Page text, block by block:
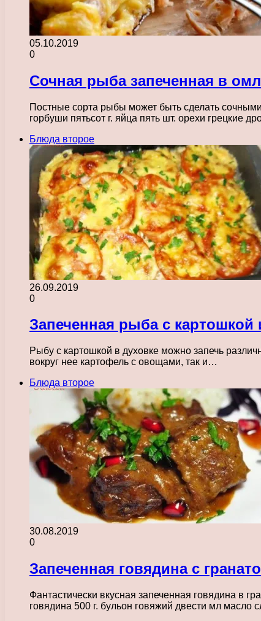
05.10.2019
0
Сочная рыба запеченная в
Постные сорта рыбы может быть сделать
горбуши пятьсот г. яйца пять шт. орехи грецкие
Блюда второе
26.09.2019
0
Запеченная рыба с
Рыбу с картошкой в духовке можно запечь
вокруг нее картофель с овощами, так и…
Блюда второе
30.08.2019
0
Запеченная говядина с
Фантастически вкусная запеченная говядина в
говядина 500 г. бульон говяжий двести мл масло